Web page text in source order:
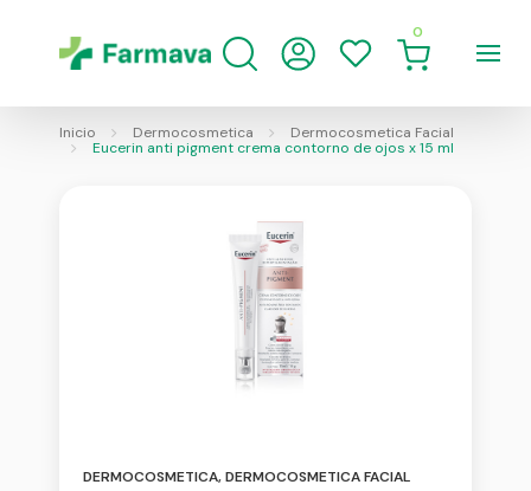
0
Inicio Dermocosmetica
Dermocosmetica Facial
Eucerin anti pigment crema contorno de ojos x 15 ml
DERMOCOSMETICA,DERMOCOSMETICA FACIAL